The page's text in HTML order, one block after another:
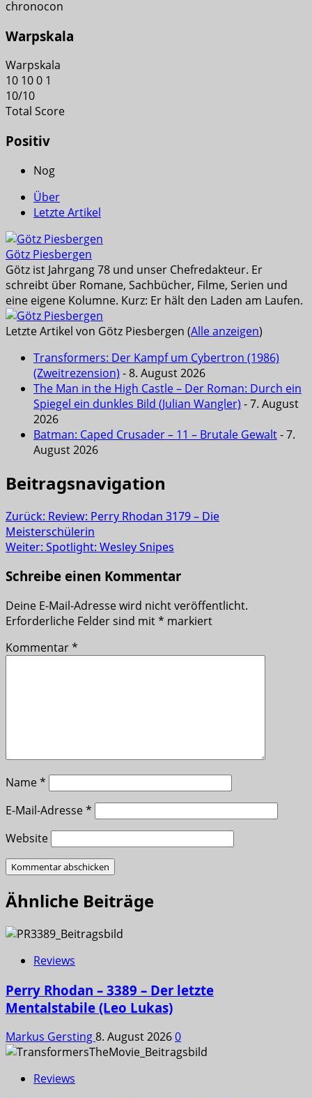
chronocon
Warpskala
Warpskala
10 100 1
10/10
Total Score
Positiv
Nog
Über
Letzte Artikel
Götz Piesbergen
Götz ist Jahrgang 78 und unser Chefredakteur. Er
schreibt über Romane, Sachbücher, Filme, Serien und
eine eigene Kolumne. Kurz: Er hält den Laden am Laufen.
Letzte Artikel von Götz Piesbergen (Alle anzeigen)
Transformers: Der Kampf um Cybertron (1986)
(Zweitrezension) - 8. August 2026
The Man in the High Castle – Der Roman: Durch ein
Spiegel ein dunkles Bild (Julian Wangler) - 7. August
2026
Batman: Caped Crusader – 11 – Brutale Gewalt- 7.
August 2026
Beitragsnavigation
Zurück: Review: Perry Rhodan 3179 – Die
Meisterschülerin
Weiter: Spotlight: Wesley Snipes
Schreibe einen Kommentar
Deine E-Mail-Adresse wird nicht veröffentlicht.
Erforderliche Felder sind mit* markiert
Kommentar*
Name*
E-Mail-Adresse*
Website
Ähnliche Beiträge
Reviews
Perry Rhodan – 3389 – Der letzte
Mentalstabile (Leo Lukas)
Markus Gersting8. August 20260
Reviews